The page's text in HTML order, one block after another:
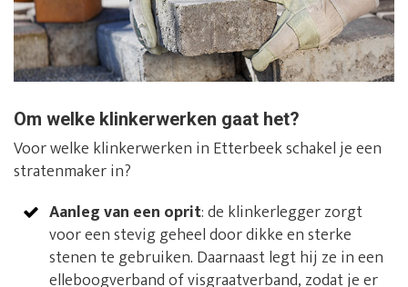
Om welke klinkerwerken gaat het?
Voor welke klinkerwerken in Etterbeek schakel je een
stratenmaker in?
Aanleg van een oprit: de klinkerlegger zorgt
voor een stevig geheel door dikke en sterke
stenen te gebruiken. Daarnaast legt hij ze in een
elleboogverband of visgraatverband, zodat je er